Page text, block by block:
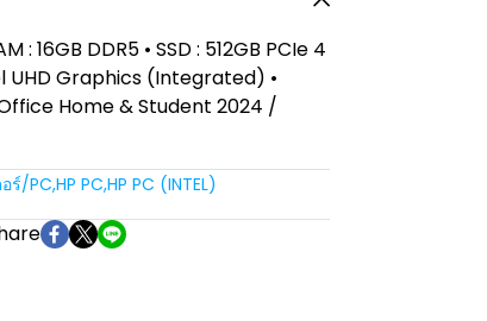
: 16GB DDR5 • SSD : 512GB PCIe 4
UHD Graphics (Integrated) •
Home & Student 2024 /
ร์/PC,HP PC,HP PC (INTEL)